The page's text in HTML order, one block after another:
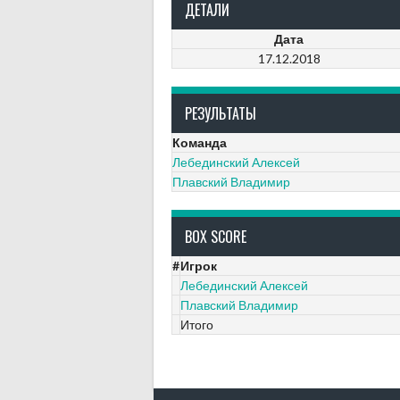
ДЕТАЛИ
Дата
17.12.2018
РЕЗУЛЬТАТЫ
Команда
Лебединский Алексей
Плавский Владимир
BOX SCORE
#Игрок
Лебединский Алексей
Плавский Владимир
Итого